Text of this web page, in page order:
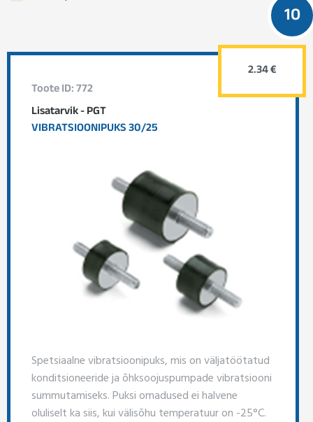
10
Toote ID: 772
Lisatarvik - PGT
VIBRATSIOONIPUKS 30/25
Spetsiaalne vibratsioonipuks, mis on väljatöötatud
konditsioneeride ja õhksoojuspumpade vibratsiooni
summutamiseks. Puksi omadused ei halvene
oluliselt ka siis, kui välisõhu temperatuur on -25°C.
2.34 €